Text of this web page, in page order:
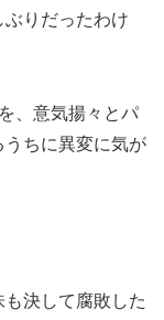
りだったわけ
、意気揚々とパ
うちに異変に気が
決して腐敗した